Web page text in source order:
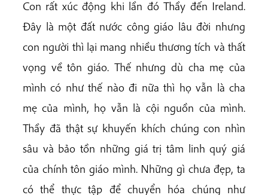
Con rất xúc động khi lần đó Thầy đến Ireland.
Đây là một đất nước công giáo lâu đời nhưng
con người thì lại mang nhiều thương tích và thất
vọng về tôn giáo. Thế nhưng dù cha mẹ của
mình có như thế nào đi nữa thì họ vẫn là cha
mẹ của mình, họ vẫn là cội nguồn của mình.
Thầy đã thật sự khuyến khích chúng con nhìn
sâu và bảo tồn những giá trị tâm linh quý giá
của chính tôn giáo mình. Những gì chưa đẹp, ta
có thể thực tập để chuyển hóa chúng như